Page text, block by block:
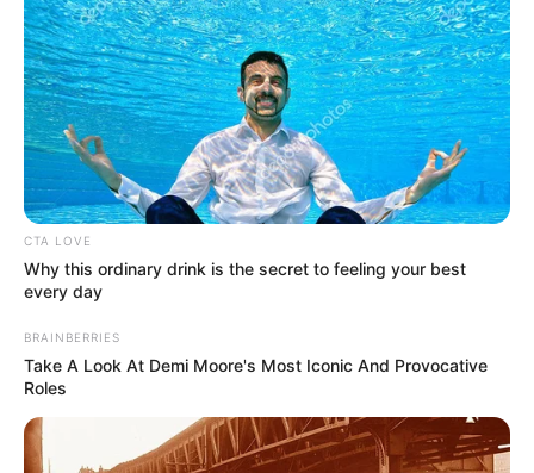
CTA LOVE
Why this ordinary drink is the secret to feeling your best
every day
BRAINBERRIES
Take A Look At Demi Moore's Most Iconic And Provocative
Roles